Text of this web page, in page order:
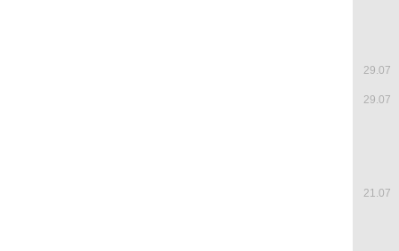
29.07
29.07
21.07